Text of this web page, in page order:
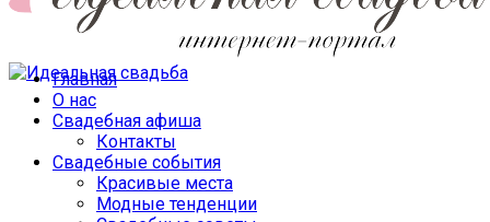
Главная
О нас
Свадебная афиша
Контакты
Свадебные события
Красивые места
Модные тенденции